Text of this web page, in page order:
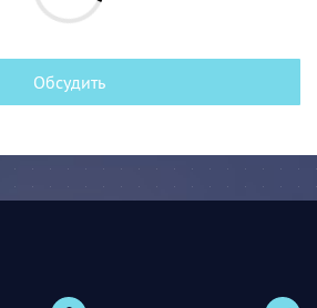
Обсудить